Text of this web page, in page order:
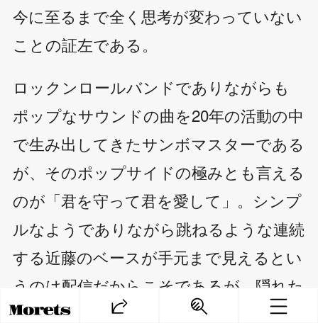
今に至るまで全く思考が変わっていない
ことの証左である。
ロックンロールバンドでありながらも
ポップなサウンドの曲を20年の活動の中
で生み出してきたサンボマスターである
が、そのポップサイドの極みとも言える
のが「君を守って君を愛して」。シンプ
ルなようでありながら跳ねるような連続
する近藤のベースが手元まで見えるとい
うのは配信だからこそであるが、隠れた
名曲というポジションにしたままにして